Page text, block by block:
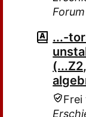
...-